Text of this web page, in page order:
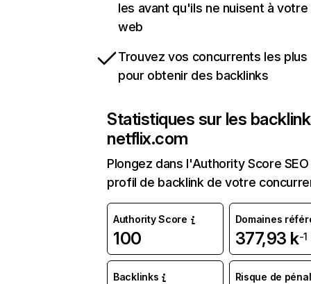
les avant qu'ils ne nuisent à
web
Trouvez vos concurrents les
pour obtenir des backlinks
Statistiques sur les
netflix.com
Plongez dans l'Authority Score
profil de backlink de votre
Authority Score
100
Domaines
377,93 k-1
Backlinks
Risque de